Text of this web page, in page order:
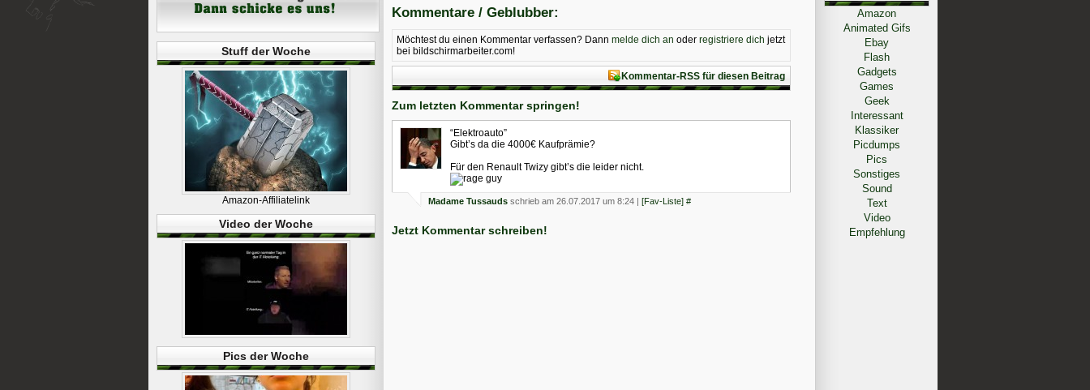
Kommentare / Geblubber:
Möchtest du einen Kommentar verfassen? Dann melde dich an oder registriere dich jetzt
bei bildschirmarbeiter.com!
Kommentar-RSS für diesen Beitrag
Zum letzten Kommentar springen!
“Elektroauto”
Gibt’s da die 4000€ Kaufprämie?
Für den Renault Twizy gibt’s die leider nicht.
Madame Tussauds schrieb am 26.07.2017 um 8:24 | [Fav-Liste] #
Jetzt Kommentar schreiben!
Stuff der Woche
Amazon-Affiliatelink
Video der Woche
Pics der Woche
Amazon
Animated Gifs
Ebay
Flash
Gadgets
Games
Geek
Interessant
Klassiker
Picdumps
Pics
Sonstiges
Sound
Text
Video
Empfehlung